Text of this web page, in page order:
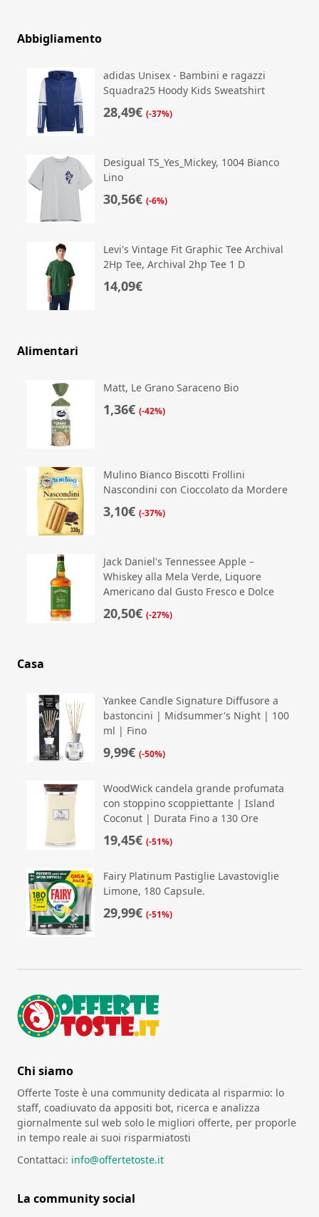
Abbigliamento
adidas Unisex - Bambini e ragazzi
Squadra25 Hoody Kids Sweatshirt
28,49€ (-37%)
Desigual TS_Yes_Mickey, 1004 Bianco
Lino
30,56€ (-6%)
Levi's Vintage Fit Graphic Tee Archival
2Hp Tee, Archival 2hp Tee 1 D
14,09€
Alimentari
Matt, Le Grano Saraceno Bio
1,36€ (-42%)
Mulino Bianco Biscotti Frollini
Nascondini con Cioccolato da Mordere
3,10€ (-37%)
Jack Daniel's Tennessee Apple –
Whiskey alla Mela Verde, Liquore
Americano dal Gusto Fresco e Dolce
20,50€ (-27%)
Casa
Yankee Candle Signature Diffusore a
bastoncini | Midsummer's Night | 100
ml | Fino
9,99€ (-50%)
WoodWick candela grande profumata
con stoppino scoppiettante | Island
Coconut | Durata Fino a 130 Ore
19,45€ (-51%)
Fairy Platinum Pastiglie Lavastoviglie
Limone, 180 Capsule.
29,99€ (-51%)
Chi siamo
Offerte Toste è una community dedicata al risparmio: lo
staff, coadiuvato da appositi bot, ricerca e analizza
giornalmente sul web solo le migliori offerte, per proporle
in tempo reale ai suoi risparmiatosti
Contattaci: info@offertetoste.it
La community social